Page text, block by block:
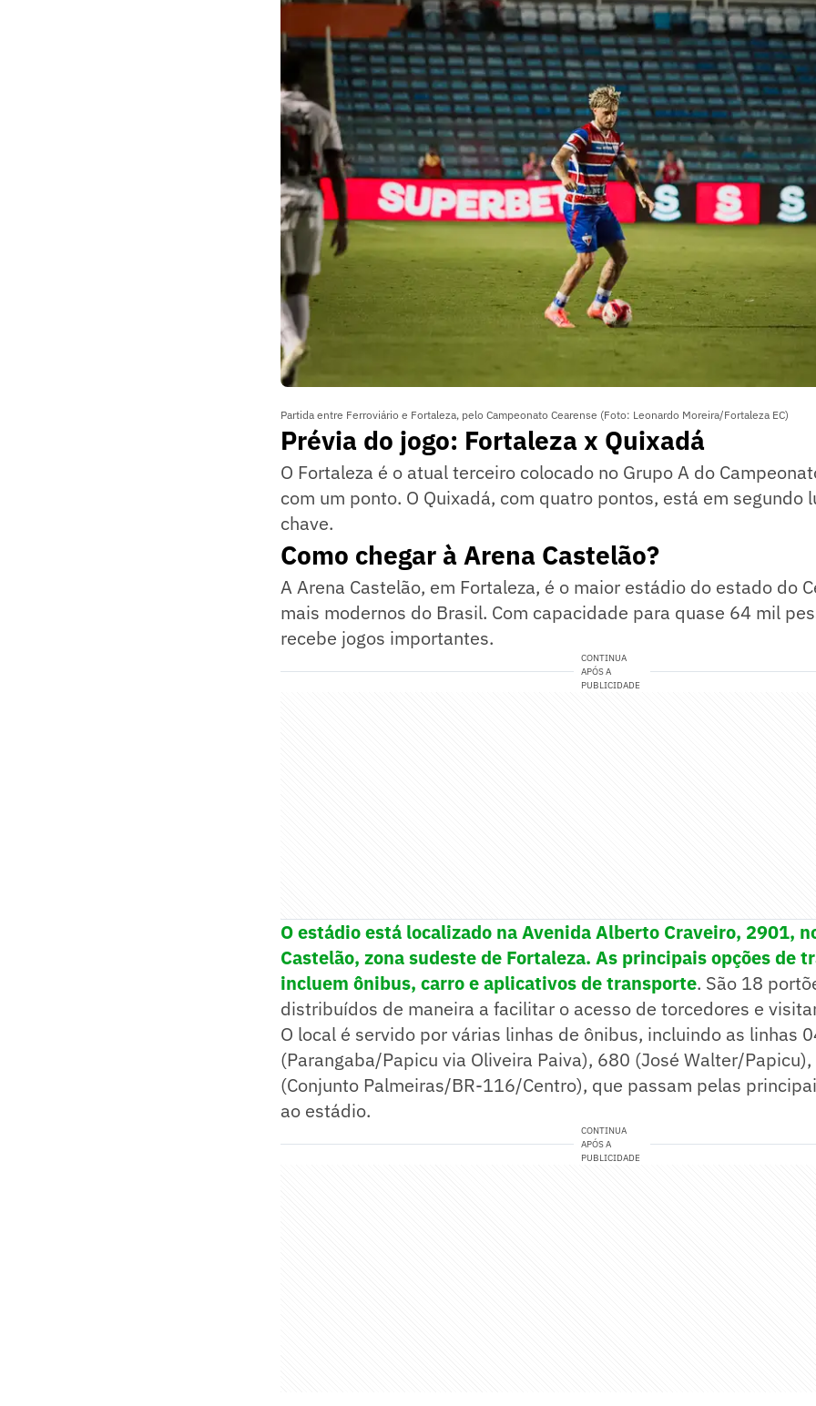
Partida entre Ferroviário e Fortaleza, pelo Campeonato Cearense (Foto: Leonardo Moreira/Fortaleza EC)
Prévia do jogo: Fortaleza x Quixadá
O Fortaleza é o atual terceiro colocado no Grupo A do
com um ponto. O Quixadá, com quatro pontos, está em segundo
chave.
Como chegar à Arena Castelão?
A Arena Castelão, em Fortaleza, é o maior estádio do estado do
mais modernos do Brasil. Com capacidade para quase 64 mil
recebe jogos importantes.
CONTINUA
APÓS A
PUBLICIDADE
O estádio está localizado na Avenida Alberto Craveiro, 2901,
Castelão, zona sudeste de Fortaleza. As principais opções de
incluem ônibus, carro e aplicativos de transporte. São 18
distribuídos de maneira a facilitar o acesso de torcedores e
O local é servido por várias linhas de ônibus, incluindo as linhas
(Parangaba/Papicu via Oliveira Paiva), 680 (José Walter/
(Conjunto Palmeiras/BR-116/Centro), que passam pelas
ao estádio.
CONTINUA
APÓS A
PUBLICIDADE